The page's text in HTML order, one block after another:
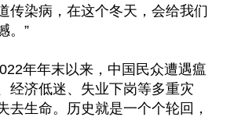
传染病，在这个冬天，会给我们
。”
年年末以来，中国民众遭遇瘟
经济低迷、失业下岗等多重灾
去生命。历史就是一个个轮回，